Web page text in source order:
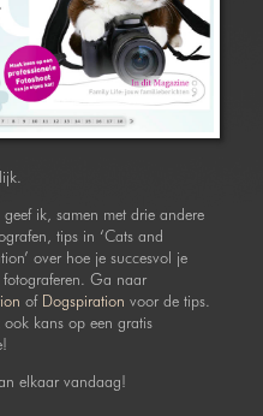
geef ik, samen met drie andere
tips in ‘Cats and
over hoe je succesvol je
Ga naar
of Dogspiration voor de tips.
ook kans op een gratis
elkaar vandaag!